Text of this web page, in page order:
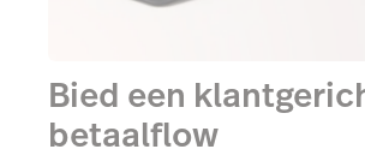
Bied een
betaalflow